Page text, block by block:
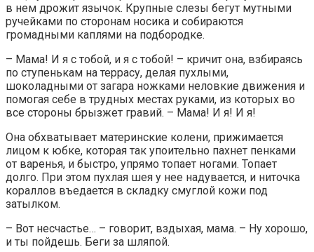
в нем дрожит язычок. Крупные слезы бегут мутными
ручейками по сторонам носика и собираются
громадными каплями на подбородке.
– Мама! И я с тобой, и я с тобой! – кричит она, взбираясь
по ступенькам на террасу, делая пухлыми,
шоколадными от загара ножками неловкие движения и
помогая себе в трудных местах руками, из которых во
все стороны брызжет гравий. – Мама! И я! И я!
Она обхватывает материнские колени, прижимается
лицом к юбке, которая так упоительно пахнет пенками
от варенья, и быстро, упрямо топает ногами. Топает
долго. При этом пухлая шея у нее надувается, и ниточка
кораллов въедается в складку смуглой кожи под
затылком.
– Вот несчастье… – говорит, вздыхая, мама. – Ну хорошо,
и ты пойдешь. Беги за шляпой.